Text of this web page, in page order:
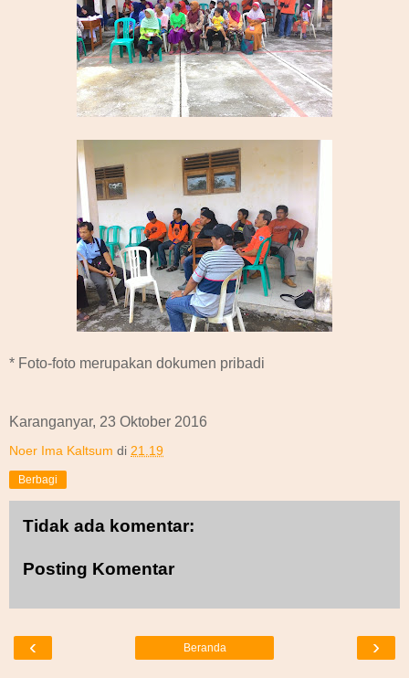
* Foto-foto merupakan dokumen pribadi
Karanganyar, 23 Oktober 2016
Noer Ima Kaltsum di 21.19
Berbagi
Tidak ada komentar:
Posting Komentar
‹ ›
Beranda